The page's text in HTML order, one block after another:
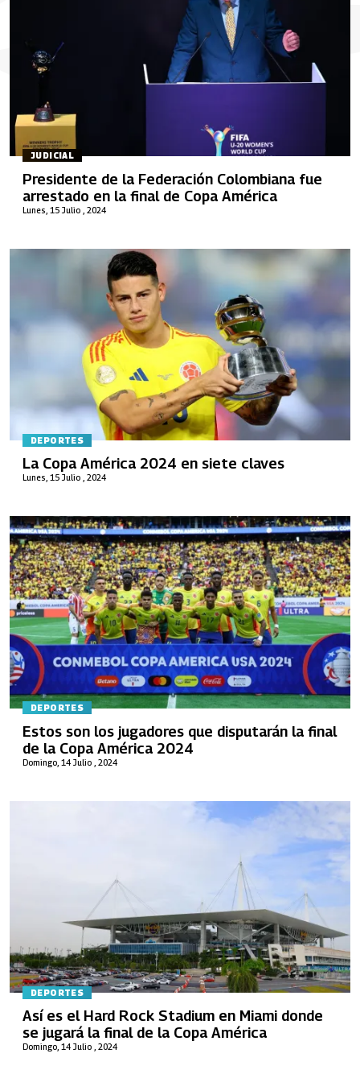
JUDICIAL
Lunes, 15 Julio , 2024
Presidente de la Federación Colombiana fue
arrestado en la final de Copa América
DEPORTES
Lunes, 15 Julio , 2024
La Copa América 2024 en siete claves
DEPORTES
Domingo, 14 Julio , 2024
Estos son los jugadores que disputarán la final
de la Copa América 2024
DEPORTES
Domingo, 14 Julio , 2024
Así es el Hard Rock Stadium en Miami donde
se jugará la final de la Copa América